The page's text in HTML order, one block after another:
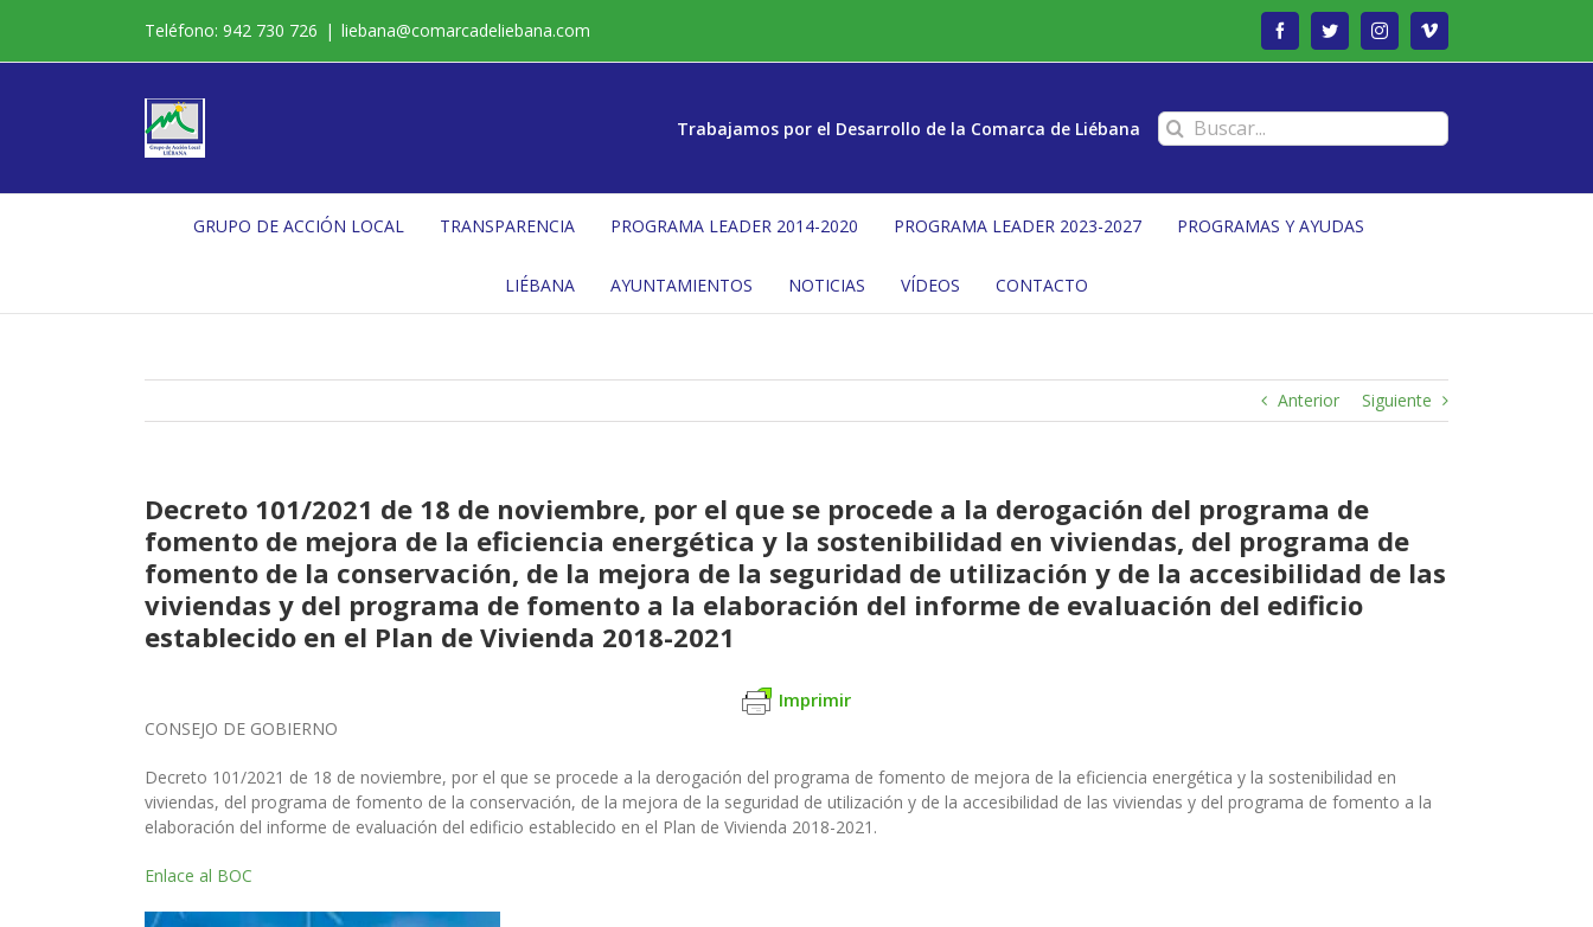
contenido
Teléfono: 942 730 726 | liebana@comarcadeliebana.com FacebookTwitterInstagramVimeo
Trabajamos por el Desarrollo de la Comarca de Liébana Buscar:
GRUPO DE ACCIÓN LOCAL TRANSPARENCIA PROGRAMA LEADER 2014-2020 PROGRAMA LEADER 2023-2027 PROGRAMAS Y AYUDAS
LIÉBANA AYUNTAMIENTOS NOTICIAS VÍDEOS CONTACTO
Anterior Siguiente
Decreto 101/2021 de 18 de noviembre, por el que se procede a la derogación del programa de
fomento de mejora de la eficiencia energética y la sostenibilidad en viviendas, del programa de
fomento de la conservación, de la mejora de la seguridad de utilización y de la accesibilidad de las
viviendas y del programa de fomento a la elaboración del informe de evaluación del edificio
establecido en el Plan de Vivienda 2018-2021
Imprimir
CONSEJO DE GOBIERNO
Decreto 101/2021 de 18 de noviembre, por el que se procede a la derogación del programa de fomento de mejora de la eficiencia energética y la sostenibilidad en
viviendas, del programa de fomento de la conservación, de la mejora de la seguridad de utilización y de la accesibilidad de las viviendas y del programa de fomento a la
elaboración del informe de evaluación del edificio establecido en el Plan de Vivienda 2018-2021.
Enlace al BOC